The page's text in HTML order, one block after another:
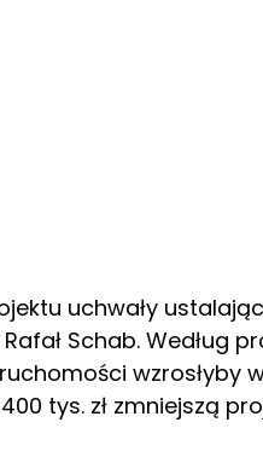
uchwały
Schab. Według
wzrosłyby
400 tys. zł zmniejszą